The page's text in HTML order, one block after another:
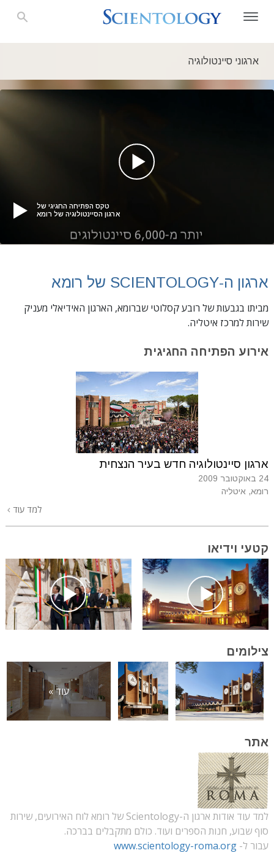
ארגוני סיינטולוגיה
טקס הפתיחה החגיגי של
ארגון הסיינטולוגיה של רומא
ארגון ה-SCIENTOLOGY של רומא
מביתו בגבעות של רובע קסלוטי שברומא, הארגון האידיאלי מעניק
שירות למרכז איטליה.
אירוע הפתיחה החגיגית
ארגון סיינטולוגיה חדש בעיר הנצחית
24 באוקטובר 2009
רומא, איטליה
למד עוד
קטעי וידיאו
צילומים
עוד »
אתר
למד עוד אודות ארגון ה-Scientology של רומא לוח האירועים, שירות
סוף שבוע, חנות הספרים ועוד. כולם מתקבלים בברכה.
עבור ל- www.scientology-roma.org